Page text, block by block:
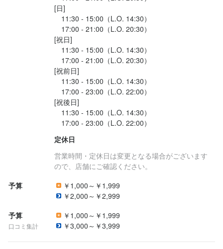
[日]
11:30 - 15:00（L.O. 14:30）
17:00 - 21:00（L.O. 20:30）
[祝日]
11:30 - 15:00（L.O. 14:30）
17:00 - 21:00（L.O. 20:30）
[祝前日]
11:30 - 15:00（L.O. 14:30）
17:00 - 23:00（L.O. 22:00）
[祝後日]
11:30 - 15:00（L.O. 14:30）
定休日
営業時間・定休日は変更となる場合がございます
ので、店舗にご確認ください。
予算
￥1,000～￥1,999
￥2,000～￥2,999
予算
口コミ集計
￥1,000～￥1,999
￥3,000～￥3,999
お店の採用担当者からのメッセージ
少しでも興味をお持ちでしたら、ぜひお気軽にご応募ください。
ご応募を心よりお待ちしております。
台湾水餃LAOLEE 中目黒店
東京都目黒区上目黒1-13-6 Mieux中目黒 1F
法人名・事業者名
株式会社老李グループ・ジャパン
最終更新日2026/04/16
求める人物像
台湾料理に情熱があり、自分の経験を活かして働きたい方
チームワークを大切にし、積極的に店舗運営にも関わりたい方
明るく、前向きにチャレンジできる方
台湾の食文化を愛し、その魅力を料理で表現するチャンスです！
お客様に感動していただけるよう、あなたの技術やアイデアをお
店に活かしながら、一緒に盛り上げていきましょう！
選考の流れ
応募後、原則2営業日以内に返信しております。
お電話でのご応募の場合、12時～13時を避けてご連絡いただけま
お店の採用担当者からのメッセージ
「お客様に喜んでいただける料理を提供したい」「スキルを相談
して新しい挑戦をしたい」という方を心から歓迎します！ 経験を